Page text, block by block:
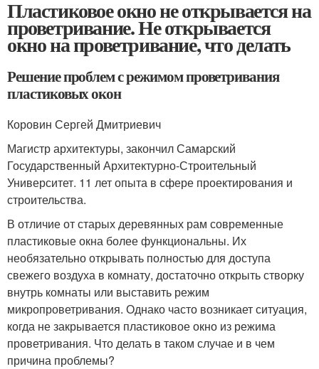
Пластиковое окно не открывается на
проветривание. Не открывается
окно на проветривание, что делать
Решение проблем с режимом проветривания
пластиковых окон
Коровин Сергей Дмитриевич
Магистр архитектуры, закончил Самарский
Государственный Архитектурно-Строительный
Университет. 11 лет опыта в сфере проектирования и
строительства.
В отличие от старых деревянных рам современные
пластиковые окна более функциональны. Их
необязательно открывать полностью для доступа
свежего воздуха в комнату, достаточно открыть створку
внутрь комнаты или выставить режим
микропроветривания. Однако часто возникает ситуация,
когда не закрывается пластиковое окно из режима
проветривания. Что делать в таком случае и в чем
причина проблемы?